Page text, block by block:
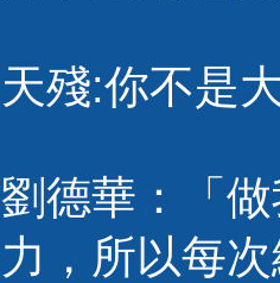
天殘:你不是
劉德華：「
力，所以每